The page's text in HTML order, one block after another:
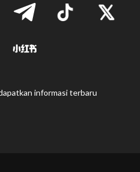
informasi terbaru